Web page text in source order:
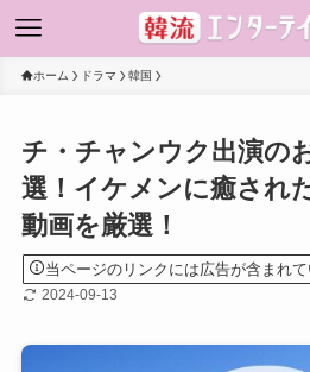
ホーム ドラマ 韓国
チ・チャンウク出演の
選！イケメンに癒され
動画を厳選！
当ページのリンクには広告が含まれて
2024-09-13